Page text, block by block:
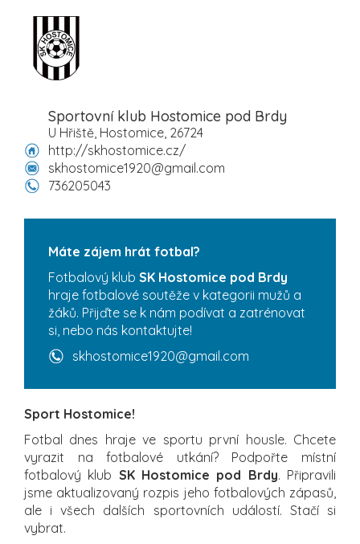
Sportovní klub Hostomice pod Brdy
U Hřiště, Hostomice, 26724
http://skhostomice.cz/
skhostomice1920@gmail.com
736205043
Máte zájem hrát fotbal?
Fotbalový klub SK Hostomice pod Brdy
hraje fotbalové soutěže v kategorii mužů a
žáků. Přijďte se k nám podívat a zatrénovat
si, nebo nás kontaktujte!
skhostomice1920@gmail.com
Sport Hostomice!
Fotbal dnes hraje ve sportu první housle. Chcete
vyrazit na fotbalové utkání? Podpořte místní
fotbalový klub SK Hostomice pod Brdy. Připravili
jsme aktualizovaný rozpis jeho fotbalových zápasů,
ale i všech dalších sportovních událostí. Stačí si
vybrat.